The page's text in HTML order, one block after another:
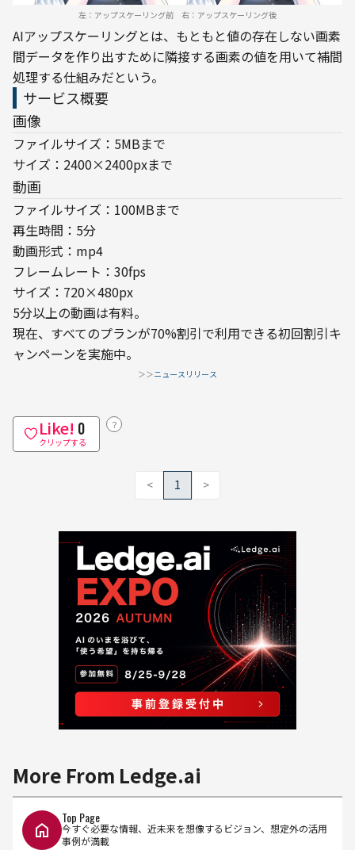
左：アップスケーリング前　右：アップスケーリング後
AIアップスケーリングとは、もともと値の存在しない画素
間データを作り出すために隣接する画素の値を用いて補間
処理する仕組みだという。
サービス概要
画像
ファイルサイズ：5MBまで
サイズ：2400×2400pxまで
動画
ファイルサイズ：100MBまで
再生時間：5分
動画形式：mp4
フレームレート：30fps
サイズ：720×480px
5分以上の動画は有料。
現在、すべてのプランが70%割引で利用できる初回割引キ
ャンペーンを実施中。
＞＞ニュースリリース
Like! 0
クリップする
？
< 1 >
More From Ledge.ai
Top Page
今すぐ必要な情報、近未来を想像するビジョン、想定外の活用
事例が満載